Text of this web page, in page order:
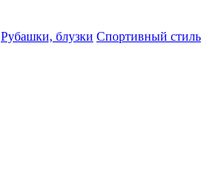
Рубашки, блузки Спортивный стиль